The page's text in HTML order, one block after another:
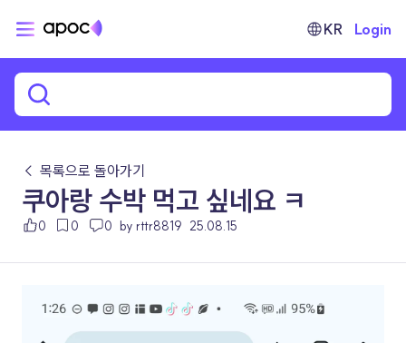
KR Login
← 목록으로 돌아가기
쿠아랑 수박 먹고 싶네요 ㅋ
0 0 0 by rttr8819 25.08.15